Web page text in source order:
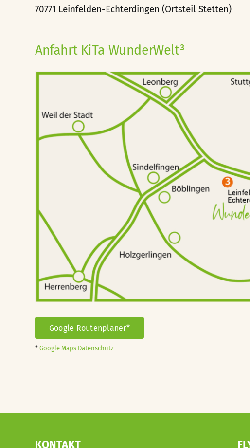
70771 Leinfelden-Echterdingen (Ortsteil Stetten)
Anfahrt KiTa WunderWelt³
Google Routenplaner*
* Google Maps Datenschutz
KONTAKT